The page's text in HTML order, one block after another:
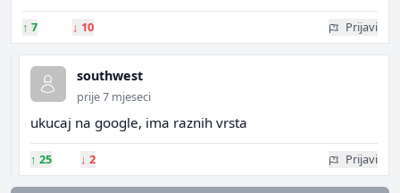
↑ 7 ↓ 10 Prijavi
southwest
prije 7 mjeseci
ukucaj na google, ima raznih vrsta
↑ 25 ↓ 2 Prijavi